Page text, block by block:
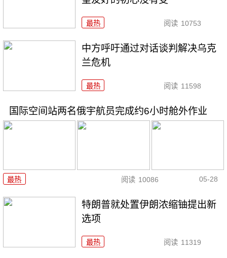
最热 阅读 10753
中方呼吁通过对话谈判解决乌克
兰危机
最热 阅读 11598
国际空间站两名俄宇航员完成约6小时舱外作业
最热 阅读 10086 05-28
特朗普就处置伊朗浓缩铀提出新
选项
最热 阅读 11319